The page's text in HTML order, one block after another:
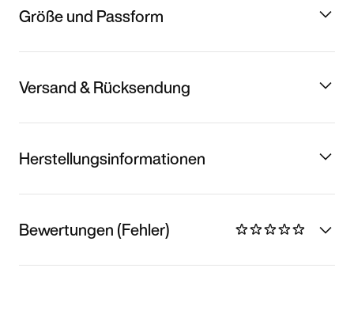
Größe und Passform
Versand & Rücksendung
Herstellungsinformationen
Bewertungen (Fehler)